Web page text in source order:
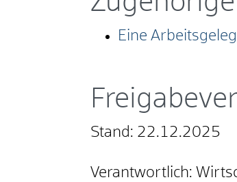
Eine
Stand: 22.12.2025
Verantwortlich: